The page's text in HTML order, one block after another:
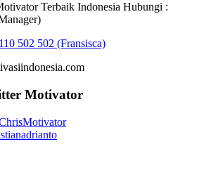
Terbaik Indonesia Hubungi :
502 502 (Fransisca)
Motivator